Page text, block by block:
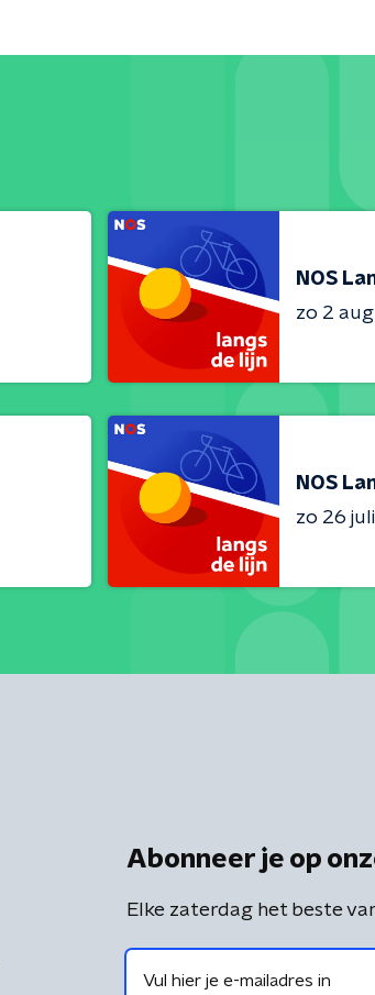
NOS
zo 2
NOS
zo 26 juli
Abonneer je op
Elke zaterdag het beste